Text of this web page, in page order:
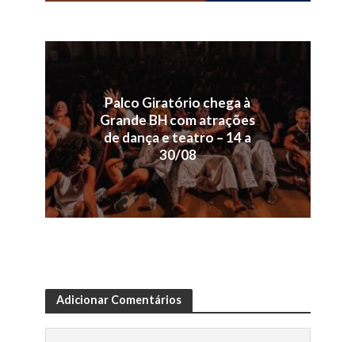
Palco Giratório chega à
Grande BH com atrações
de dança e teatro – 14 a
30/08
Adicionar Comentários